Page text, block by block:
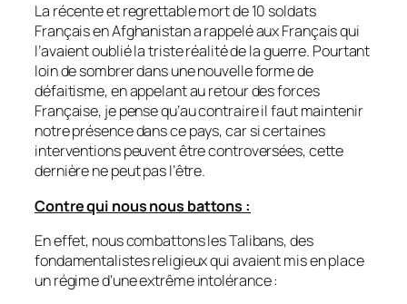
La récente et regrettable mort de 10 soldats
Français en Afghanistan a rappelé aux Français qui
l’avaient oublié la triste réalité de la guerre. Pourtant
loin de sombrer dans une nouvelle forme de
défaitisme, en appelant au retour des forces
Française, je pense qu’au contraire il faut maintenir
notre présence dans ce pays, car si certaines
interventions peuvent être controversées, cette
dernière ne peut pas l’être.
Contre qui nous nous battons :
En effet, nous combattons les Talibans, des
fondamentalistes religieux qui avaient mis en place
un régime d’une extrême intolérance :